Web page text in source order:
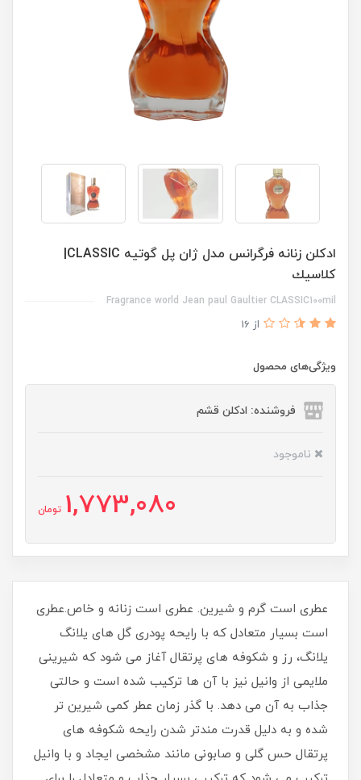
كلاسيك
Fragrance world Jean paul Gaultier CLASSIC100mil
از 16
ویژگی‌های محصول
فروشنده: ادکلن قشم
ناموجود
1,773,080 تومان
عطری است گرم و شیرین. عطری است زنانه و خاص.عطری
است بسیار متعادل که با رایحه پودری گل های یلانگ
یلانگ، رز و شکوفه های پرتقال آغاز می شود که شیرینی
ملایمی از وانیل نیز با آن ها ترکیب شده است و حالتی
جذاب به آن می دهد. با گذر زمان عطر کمی شیرین تر
شده و به دلیل قدرت مندتر شدن رایحه شکوفه های
پرتقال حس گلی و صابونی مانند مشخصی ایجاد و با وانیل